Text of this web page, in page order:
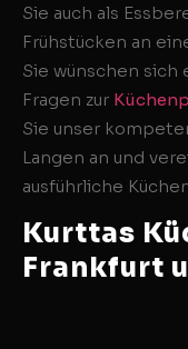
Sie auch als
Frühstücken an
Sie wünschen sich
Fragen zur
Sie unser
Langen an und
ausführliche
Kurttas
Frankfurt